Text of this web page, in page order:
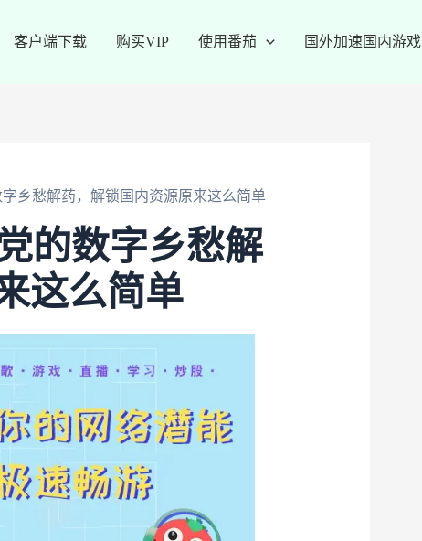
客户端下载 购买VIP 使用番茄 国外加速国内游戏
乡愁解药，解锁国内资源原来这么简单
的数字乡愁解
这么简单